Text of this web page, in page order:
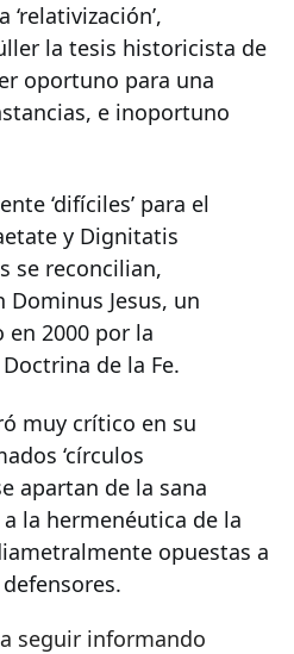
la tesis historicista de
oportuno para una
e inoportuno
‘difíciles’ para el
y Dignitatis
se reconcilian,
Jesus, un
2000 por la
de la Fe.
muy crítico en su
‘círculos
apartan de la sana
la hermenéutica de la
opuestas a
seguir informando